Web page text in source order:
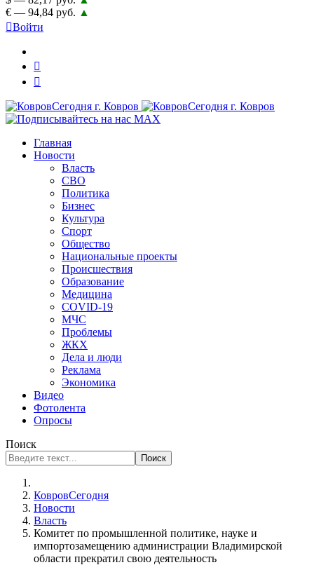
€ — 94,84 руб. ▲
Войти
Главная
Новости
Власть
СВО
Политика
Бизнес
Культура
Спорт
Общество
Национальные проекты
Происшествия
Образование
Медицина
COVID-19
МЧС
Проблемы
ЖКХ
Дела и люди
Реклама
Экономика
Видео
Фотолента
Опросы
Поиск
Поиск
КовровСегодня
Новости
Власть
Комитет по промышленной политике, науке и
импортозамещению администрации Владимирской
области прекратил свою деятельность